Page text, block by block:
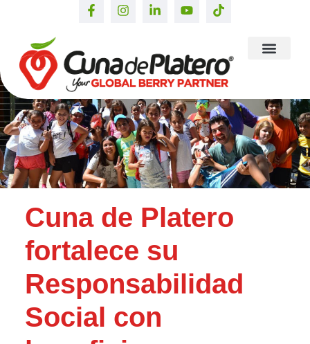
Cuna de Platero
fortalece su
Responsabilidad
Social con